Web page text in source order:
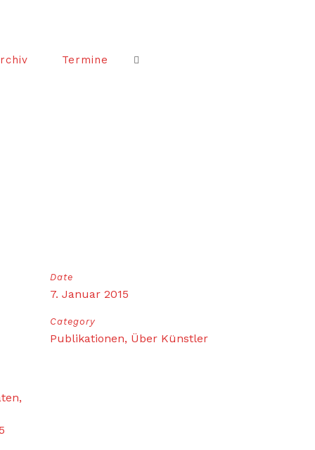
Termine
Date
7. Januar 2015
Category
Publikationen, Über Künstler